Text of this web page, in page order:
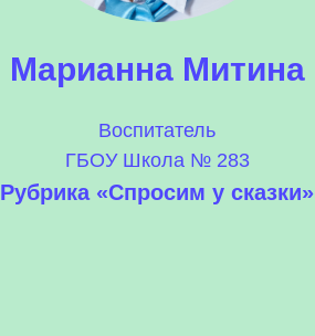
Марианна Митина
Воспитатель
ГБОУ Школа № 283
Рубрика «Спросим у сказки»